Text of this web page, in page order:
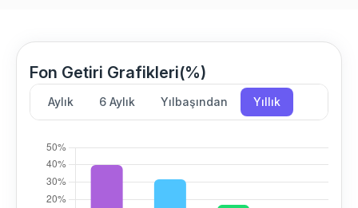
Fon Getiri Grafikleri(%)
Aylık 6 Aylık Yılbaşından Yıllık